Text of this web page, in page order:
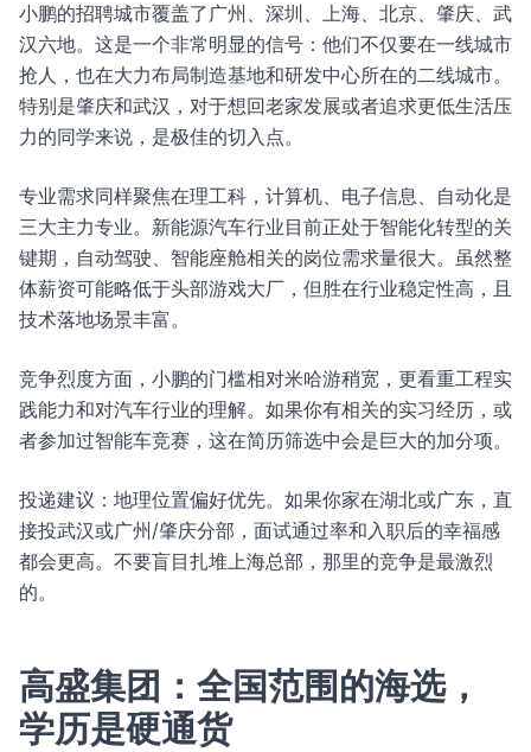
小鹏的招聘城市覆盖了广州、深圳、上海、北京、肇庆、武
汉六地。这是一个非常明显的信号：他们不仅要在一线城市
抢人，也在大力布局制造基地和研发中心所在的二线城市。
特别是肇庆和武汉，对于想回老家发展或者追求更低生活压
力的同学来说，是极佳的切入点。
专业需求同样聚焦在理工科，计算机、电子信息、自动化是
三大主力专业。新能源汽车行业目前正处于智能化转型的关
键期，自动驾驶、智能座舱相关的岗位需求量很大。虽然整
体薪资可能略低于头部游戏大厂，但胜在行业稳定性高，且
技术落地场景丰富。
竞争烈度方面，小鹏的门槛相对米哈游稍宽，更看重工程实
践能力和对汽车行业的理解。如果你有相关的实习经历，或
者参加过智能车竞赛，这在简历筛选中会是巨大的加分项。
投递建议：地理位置偏好优先。如果你家在湖北或广东，直
接投武汉或广州/肇庆分部，面试通过率和入职后的幸福感
都会更高。不要盲目扎堆上海总部，那里的竞争是最激烈
的。
高盛集团：全国范围的海选，
学历是硬通货